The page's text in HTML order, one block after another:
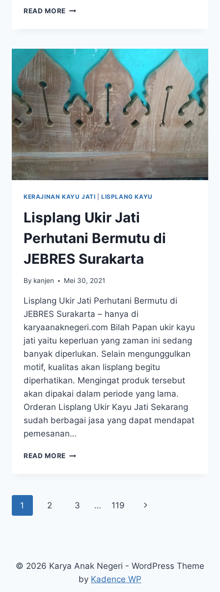
READ MORE
KERAJINAN KAYU JATI |LISPLANG KAYU
Lisplang Ukir Jati
Perhutani Bermutu di
JEBRES Surakarta
By kanjen Mei 30, 2021
Lisplang Ukir Jati Perhutani Bermutu di
JEBRES Surakarta – hanya di
karyaanaknegeri.com Bilah Papan ukir kayu
jati yaitu keperluan yang zaman ini sedang
banyak diperlukan. Selain mengunggulkan
motif, kualitas akan lisplang begitu
diperhatikan. Mengingat produk tersebut
akan dipakai dalam periode yang lama.
Orderan Lisplang Ukir Kayu Jati Sekarang
sudah berbagai jasa yang dapat mendapat
pemesanan…
READ MORE
1 2 3 … 119
© 2026 Karya Anak Negeri - WordPress Theme
by Kadence WP